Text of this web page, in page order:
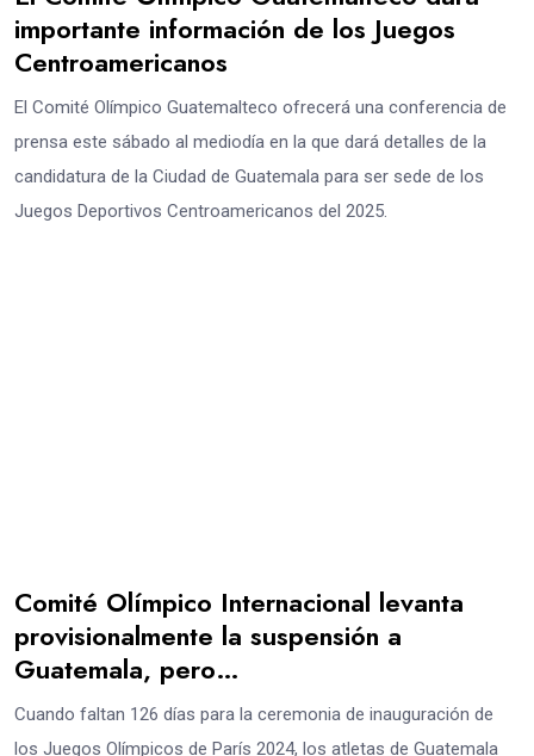
importante información de los Juegos
Centroamericanos
El Comité Olímpico Guatemalteco ofrecerá una conferencia de
prensa este sábado al mediodía en la que dará detalles de la
candidatura de la Ciudad de Guatemala para ser sede de los
Juegos Deportivos Centroamericanos del 2025.
Comité Olímpico Internacional levanta
provisionalmente la suspensión a
Guatemala, pero…
Cuando faltan 126 días para la ceremonia de inauguración de
los Juegos Olímpicos de París 2024, los atletas de Guatemala